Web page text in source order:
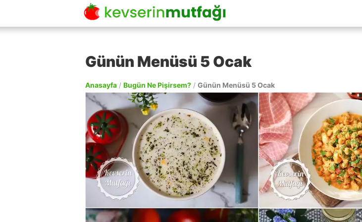
Günün Menüsü 5 Ocak
Anasayfa / Bugün Ne Pişirsem? / Günün Menüsü 5 Ocak